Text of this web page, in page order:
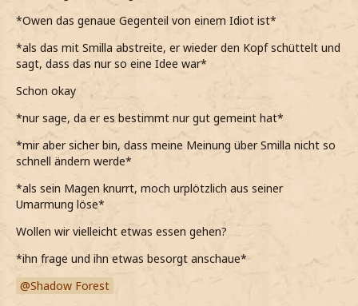
*Owen das genaue Gegenteil von einem Idiot ist*
*als das mit Smilla abstreite, er wieder den Kopf schüttelt und
sagt, dass das nur so eine Idee war*
Schon okay
*nur sage, da er es bestimmt nur gut gemeint hat*
*mir aber sicher bin, dass meine Meinung über Smilla nicht so
schnell ändern werde*
*als sein Magen knurrt, moch urplötzlich aus seiner
Umarmung löse*
Wollen wir vielleicht etwas essen gehen?
*ihn frage und ihn etwas besorgt anschaue*
Shadow Forest